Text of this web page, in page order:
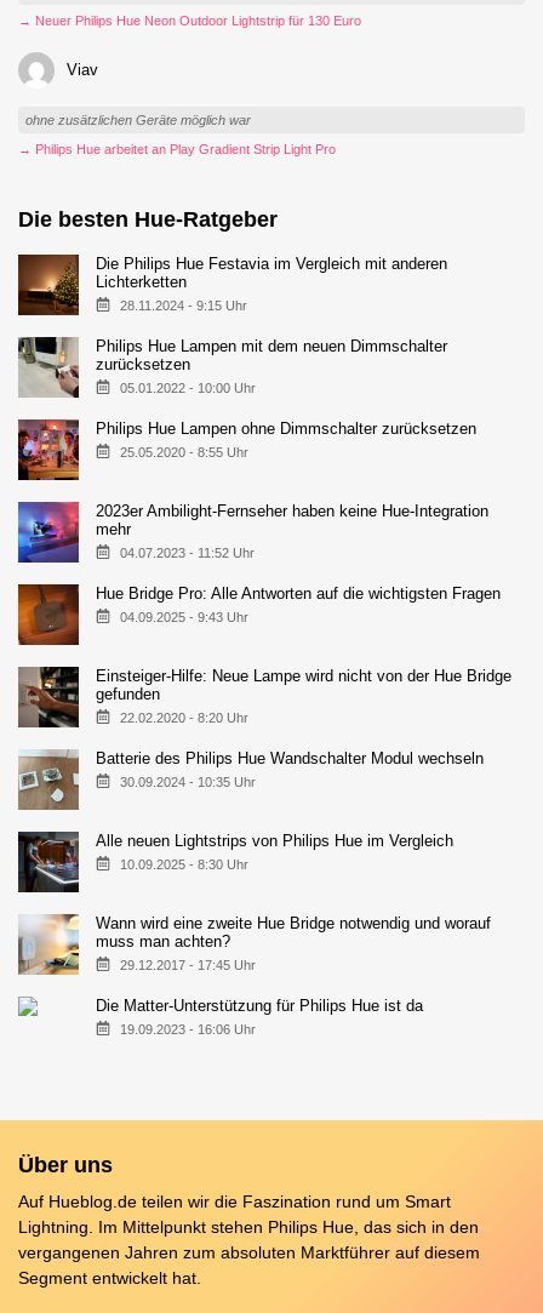
→ Neuer Philips Hue Neon Outdoor Lightstrip für 130 Euro
Viav
ohne zusätzlichen Geräte möglich war
→ Philips Hue arbeitet an Play Gradient Strip Light Pro
Die besten Hue-Ratgeber
Die Philips Hue Festavia im Vergleich mit anderen
Lichterketten
28.11.2024 - 9:15 Uhr
Philips Hue Lampen mit dem neuen Dimmschalter
zurücksetzen
05.01.2022 - 10:00 Uhr
Philips Hue Lampen ohne Dimmschalter zurücksetzen
25.05.2020 - 8:55 Uhr
2023er Ambilight-Fernseher haben keine Hue-Integration
mehr
04.07.2023 - 11:52 Uhr
Hue Bridge Pro: Alle Antworten auf die wichtigsten Fragen
04.09.2025 - 9:43 Uhr
Einsteiger-Hilfe: Neue Lampe wird nicht von der Hue Bridge
gefunden
22.02.2020 - 8:20 Uhr
Batterie des Philips Hue Wandschalter Modul wechseln
30.09.2024 - 10:35 Uhr
Alle neuen Lightstrips von Philips Hue im Vergleich
10.09.2025 - 8:30 Uhr
Wann wird eine zweite Hue Bridge notwendig und worauf
muss man achten?
29.12.2017 - 17:45 Uhr
Die Matter-Unterstützung für Philips Hue ist da
19.09.2023 - 16:06 Uhr
Über uns
Auf Hueblog.de teilen wir die Faszination rund um Smart
Lightning. Im Mittelpunkt stehen Philips Hue, das sich in den
vergangenen Jahren zum absoluten Marktführer auf diesem
Segment entwickelt hat.